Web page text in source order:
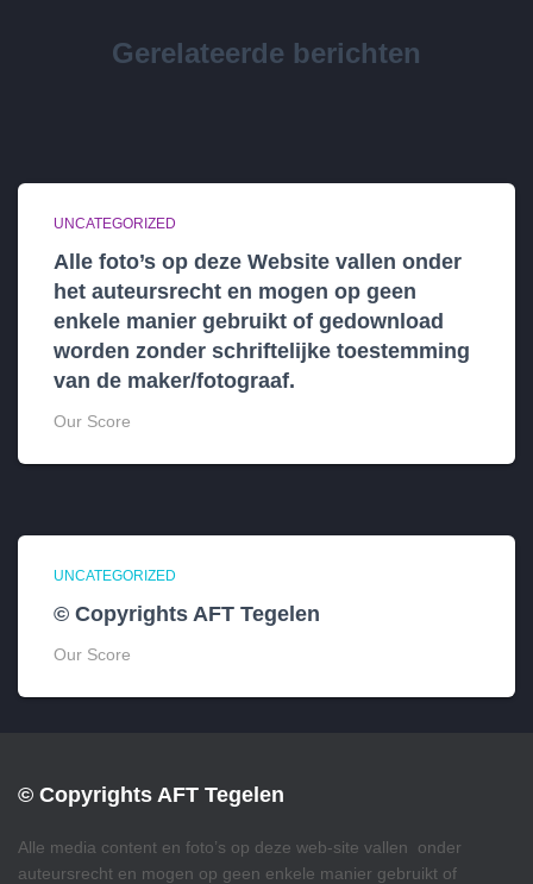
Gerelateerde berichten
UNCATEGORIZED
Alle foto’s op deze Website vallen onder
het auteursrecht en mogen op geen
enkele manier gebruikt of gedownload
worden zonder schriftelijke toestemming
van de maker/fotograaf.
Our Score
UNCATEGORIZED
© Copyrights AFT Tegelen
Our Score
© Copyrights AFT Tegelen
Alle media content en foto’s op deze web-site vallen onder
auteursrecht en mogen op geen enkele manier gebruikt of